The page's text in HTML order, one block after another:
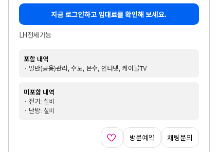
지금 로그인하고 임대료를 확인해 보세요.
LH전세가능
포함 내역
· 일반(공용)관리, 수도, 온수, 인터넷, 케이블TV
미포함 내역
· 전기: 실비
· 난방: 실비
방문예약 채팅문의